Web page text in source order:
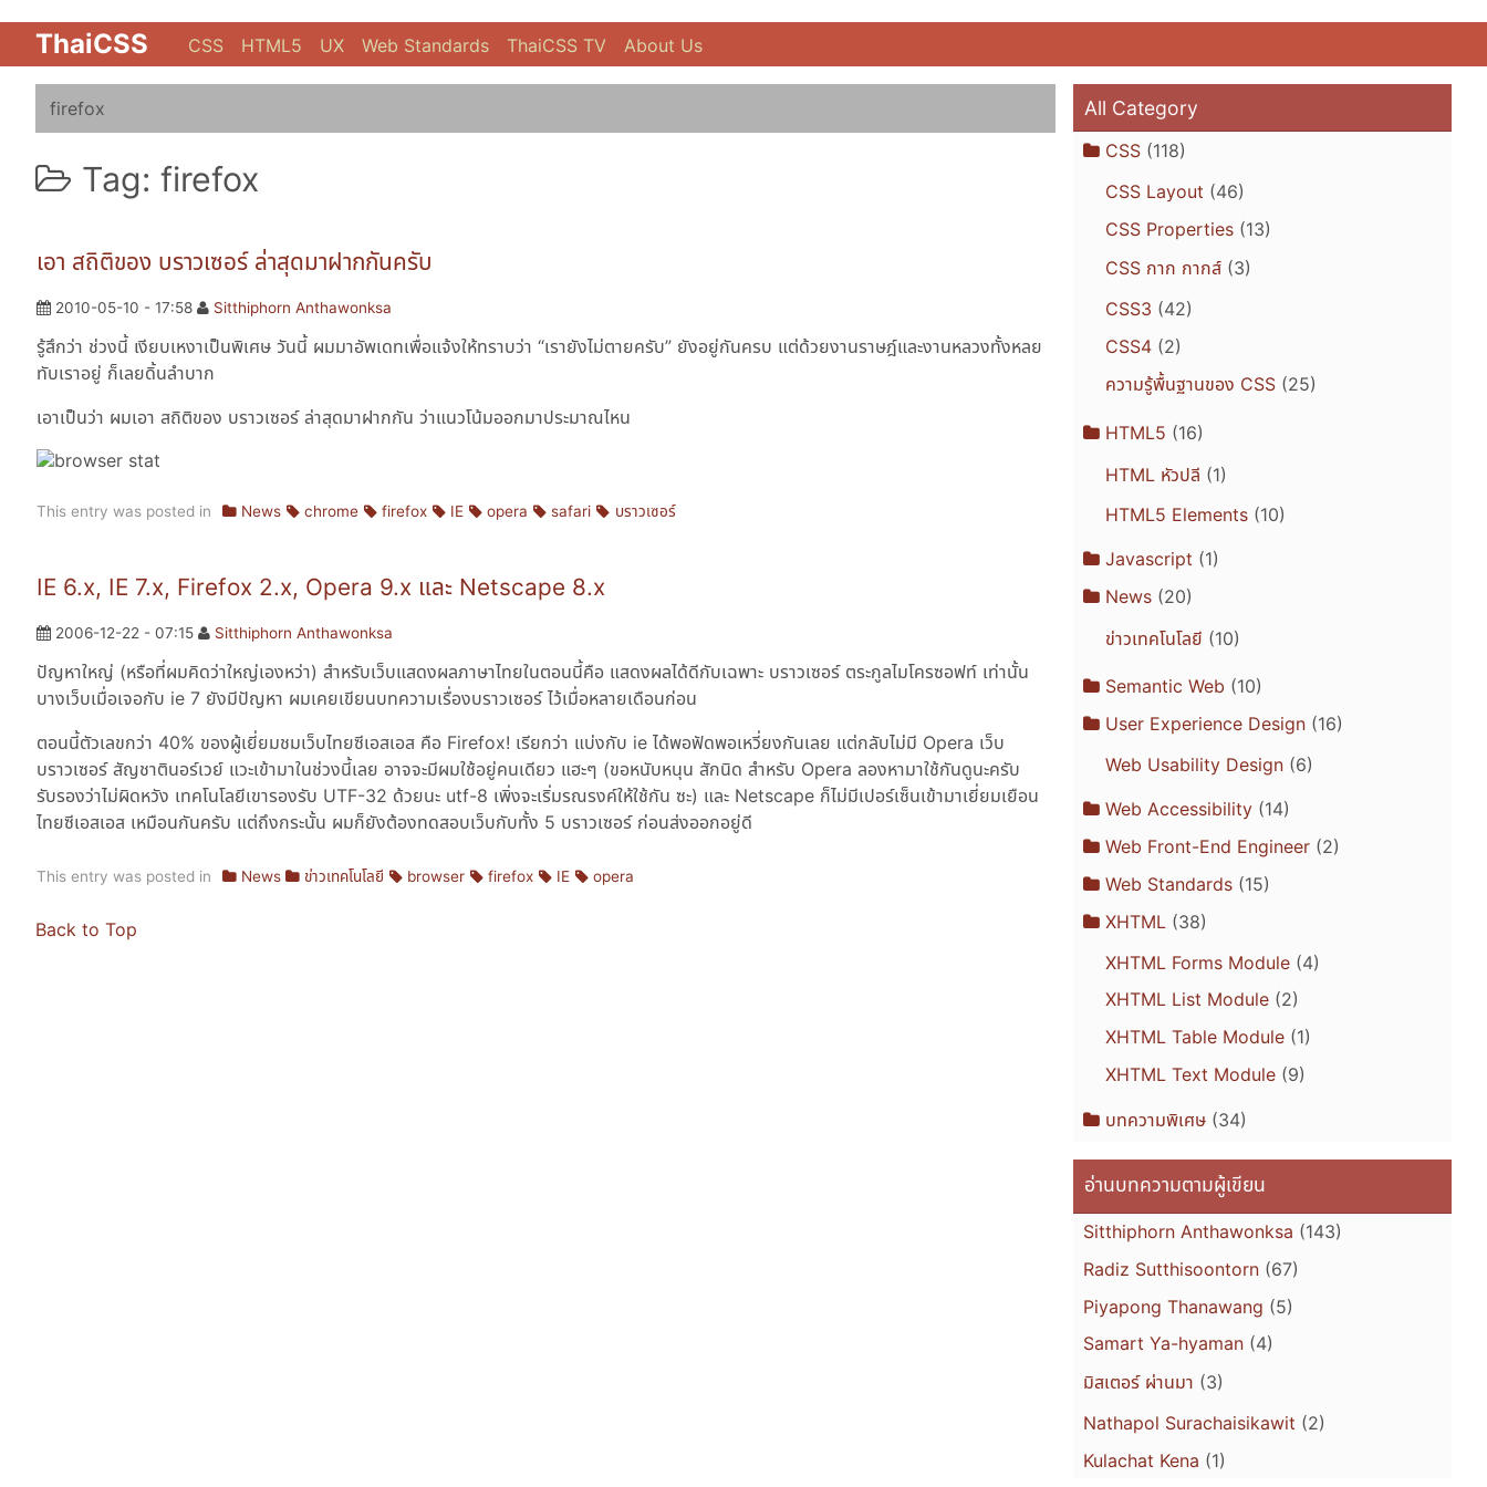
ThaiCSS CSS HTML5 UX Web Standards ThaiCSS TV About Us
firefox
Tag: firefox
เอา สถิติของ บราวเซอร์ ล่าสุดมาฝากกันครับ
2010-05-10 - 17:58 Sitthiphorn Anthawonksa
รู้สึกว่า ช่วงนี้ เงียบเหงาเป็นพิเศษ วันนี้ ผมมาอัพเดทเพื่อแจ้งให้ทราบว่า เรายังไม่ตายครับ
ยังอยู่กันครบ แต่ด้วยงานราษฎ์และงานหลวงทั้งหลย
ทับเราอยู่ ก็เลยดิ้นลำบาก
เอาเป็นว่า ผมเอา สถิติของ บราวเซอร์ ล่าสุดมาฝากกัน ว่าแนวโน้มออกมาประมาณไหน
This entry was posted in News chrome firefox IE opera safari บราวเซอร์
IE 6.x, IE 7.x, Firefox 2.x, Opera 9.x และ Netscape 8.x
2006-12-22 - 07:15 Sitthiphorn Anthawonksa
ปัญหาใหญ่ (หรือที่ผมคิดว่าใหญ่เองหว่า) สำหรับเว็บแสดงผลภาษาไทยในตอนนี้คือ แสดงผลได้ดีกับเฉพาะ บราวเซอร์ ตระกูลไมโครซอฟท์ เท่านั้น
บางเว็บเมื่อเจอกับ ie 7 ยังมีปัญหา ผมเคยเขียนบทความเรื่องบราวเซอร์ ไว้เมื่อหลายเดือนก่อน
ตอนนี้ตัวเลขกว่า 40% ของผู้เยี่ยมชมเว็บไทยซีเอสเอส คือ Firefox! เรียกว่า แบ่งกับ ie ได้พอฟัดพอเหวี่ยงกันเลย แต่กลับไม่มี Opera เว็บ
บราวเซอร์ สัญชาตินอร์เวย์ แวะเข้ามาในช่วงนี้เลย อาจจะมีผมใช้อยู่คนเดียว แฮะๆ (ขอหนับหนุน สักนิด สำหรับ Opera ลองหามาใช้กันดูนะครับ
รับรองว่าไม่ผิดหวัง เทคโนโลยีเขารองรับ UTF-32 ด้วยนะ utf-8 เพิ่งจะเริ่มรณรงค์ให้ใช้กัน ซะ) และ Netscape ก็ไม่มีเปอร์เซ็นเข้ามาเยี่ยมเยือน
ไทยซีเอสเอส เหมือนกันครับ แต่ถึงกระนั้น ผมก็ยังต้องทดสอบเว็บกับทั้ง 5 บราวเซอร์ ก่อนส่งออกอยู่ดี
This entry was posted in News ข่าวเทคโนโลยี browser firefox IE opera
Back to Top
All Category
CSS (118)
CSS Layout (46)
CSS Properties(13)
CSS กาก กากส์(3)
CSS3 (42)
CSS4(2)
ความรู้พื้นฐานของ CSS(25)
HTML5 (16)
HTML หัวปลี (1)
HTML5 Elements(10)
Javascript (1)
News (20)
ข่าวเทคโนโลยี (10)
Semantic Web (10)
User Experience Design (16)
Web Usability Design(6)
Web Accessibility (14)
Web Front-End Engineer (2)
Web Standards (15)
XHTML (38)
XHTML Forms Module(4)
XHTML List Module(2)
XHTML Table Module(1)
XHTML Text Module(9)
บทความพิเศษ (34)
อ่านบทความตามผู้เขียน
Sitthiphorn Anthawonksa (143)
Radiz Sutthisoontorn (67)
Piyapong Thanawang (5)
Samart Ya-hyaman (4)
มิสเตอร์ ผ่านมา (3)
Nathapol Surachaisikawit (2)
Kulachat Kena (1)